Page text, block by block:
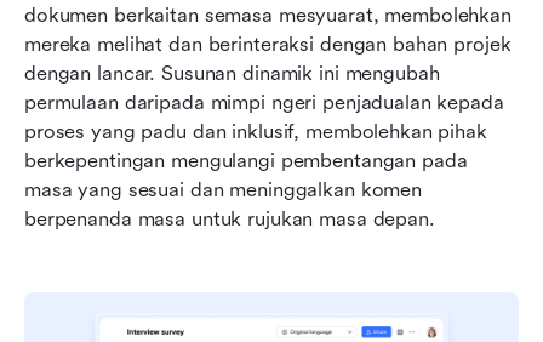
dokumen berkaitan semasa mesyuarat, membolehkan
mereka melihat dan berinteraksi dengan bahan projek
dengan lancar. Susunan dinamik ini mengubah
permulaan daripada mimpi ngeri penjadualan kepada
proses yang padu dan inklusif, membolehkan pihak
berkepentingan mengulangi pembentangan pada
masa yang sesuai dan meninggalkan komen
berpenanda masa untuk rujukan masa depan.